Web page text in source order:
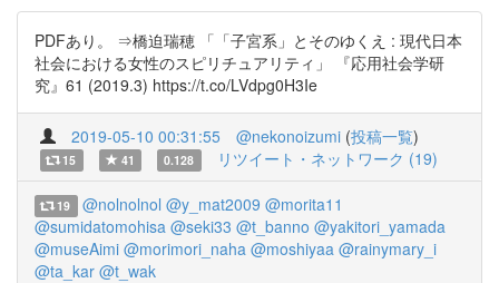
PDFあり。 ⇒橋迫瑞穂 「「子宮系」とそのゆくえ : 現代日本
社会における女性のスピリチュアリティ」 『応用社会学研
究』61 (2019.3) https://t.co/LVdpg0H3Ie
2019-05-10 00:31:55 @nekonoizumi (投稿一覧)
15 41 0.128 リツイート・ネットワーク (19)
19 @nolnolnol @y_mat2009 @morita11
@sumidatomohisa @seki33 @t_banno @yakitori_yamada
@museAimi @morimori_naha @moshiyaa @rainymary_i
@ta_kar @t_wak